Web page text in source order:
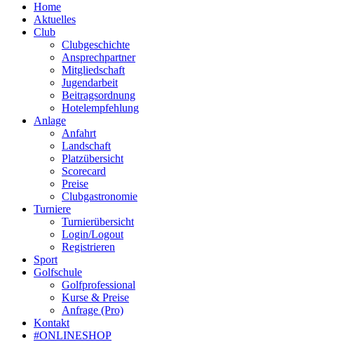
Home
Aktuelles
Club
Clubgeschichte
Ansprechpartner
Mitgliedschaft
Jugendarbeit
Beitragsordnung
Hotelempfehlung
Anlage
Anfahrt
Landschaft
Platzübersicht
Scorecard
Preise
Clubgastronomie
Turniere
Turnierübersicht
Login/Logout
Registrieren
Sport
Golfschule
Golfprofessional
Kurse & Preise
Anfrage (Pro)
Kontakt
#ONLINESHOP